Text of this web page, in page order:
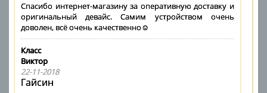
Спасибо интернет-магазину за оперативную доставку и
оригинальный девайс. Самим устройством очень
доволен, всё очень качественно☺️
Класс
Виктор
22-11-2018
Гайсин